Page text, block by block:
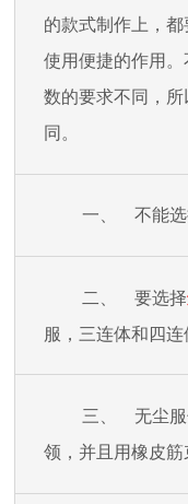
的款式制作上，
使用便捷的作用
数的要求不同，
同。
一、 不能选
二、 要选择
服，三连体和四连
三、 无尘服
领，并且用橡 皮筋